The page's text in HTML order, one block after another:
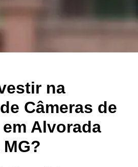
na
Câmeras de
Alvorada